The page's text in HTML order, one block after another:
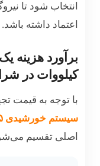
انتخاب شود تا
اعتماد داشته باشد.
کیلووات در
با توجه به قیمت
سیستم خورشیدی ۵ کیلووات خانگی
اصلی تقسیم